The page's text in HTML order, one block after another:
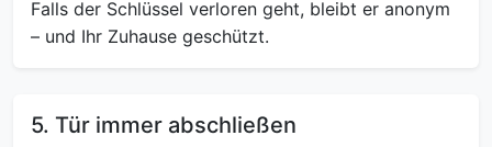
Falls der Schlüssel verloren geht, bleibt er anonym
– und Ihr Zuhause geschützt.
5. Tür immer abschließen